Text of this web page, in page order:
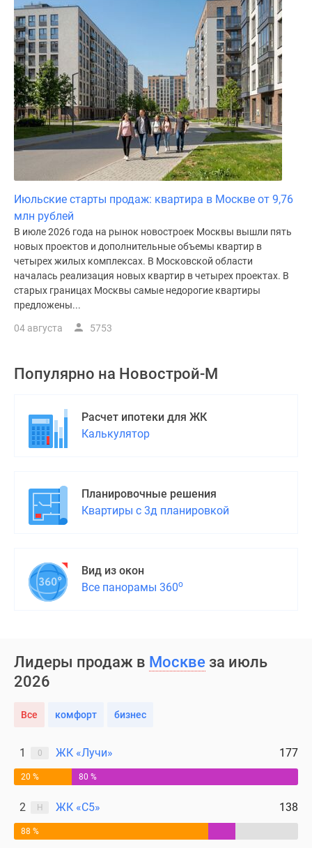
Июльские старты продаж: квартира в Москве от 9,76
млн рублей
В июле 2026 года на рынок новостроек Москвы вышли пять
новых проектов и дополнительные объемы квартир в
четырех жилых комплексах. В Московской области
началась реализация новых квартир в четырех проектах. В
старых границах Москвы самые недорогие квартиры
предложены...
04 августа 5753
Популярно на Новострой-М
Расчет ипотеки для ЖК
Калькулятор
Планировочные решения
Квартиры с 3д планировкой
Вид из окон
Все панорамы 360о
Лидеры продаж в Москве за июль
2026
Все комфорт бизнес
1 0 ЖК «Лучи» 177
20 % 80 %
2 Н ЖК «С5» 138
88 %